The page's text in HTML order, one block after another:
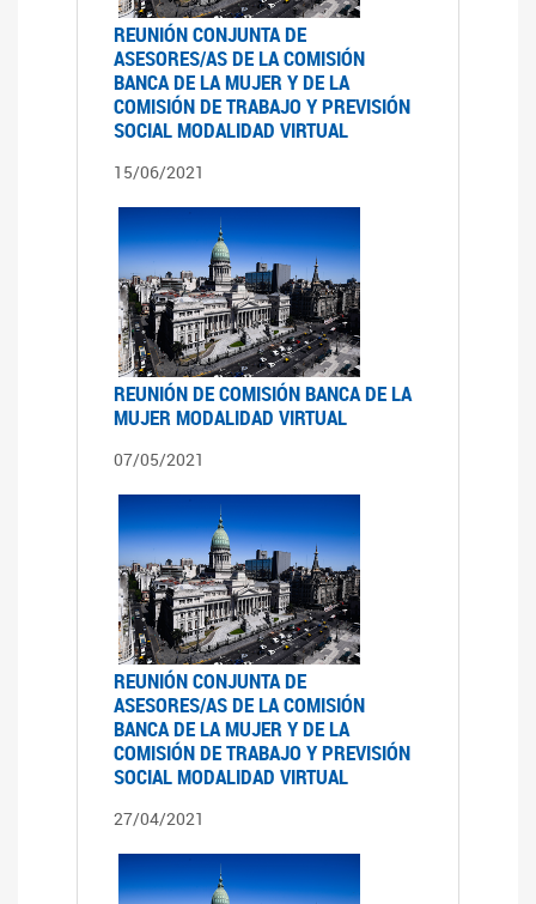
REUNIÓN CONJUNTA DE
ASESORES/AS DE LA COMISIÓN
BANCA DE LA MUJER Y DE LA
COMISIÓN DE TRABAJO Y PREVISIÓN
SOCIAL MODALIDAD VIRTUAL
15/06/2021
REUNIÓN DE COMISIÓN BANCA DE LA
MUJER MODALIDAD VIRTUAL
07/05/2021
REUNIÓN CONJUNTA DE
ASESORES/AS DE LA COMISIÓN
BANCA DE LA MUJER Y DE LA
COMISIÓN DE TRABAJO Y PREVISIÓN
SOCIAL MODALIDAD VIRTUAL
27/04/2021